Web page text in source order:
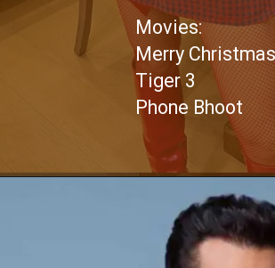
Movies:
Merry Christmas
Tiger 3
Phone Bhoot